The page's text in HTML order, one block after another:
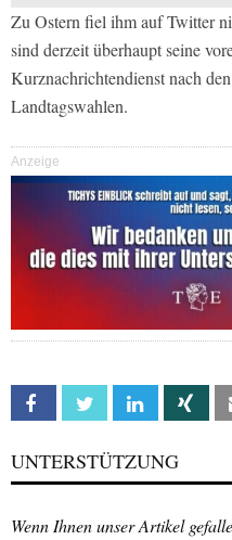
Zu Ostern fiel ihm auf Twitter
sind derzeit überhaupt seine
Kurznachrichtendienst nach
Landtagswahlen.
Anzeige
Facebook Twitter Linkedin Xing
UNTERSTÜTZUNG
Wenn Ihnen unser Artikel